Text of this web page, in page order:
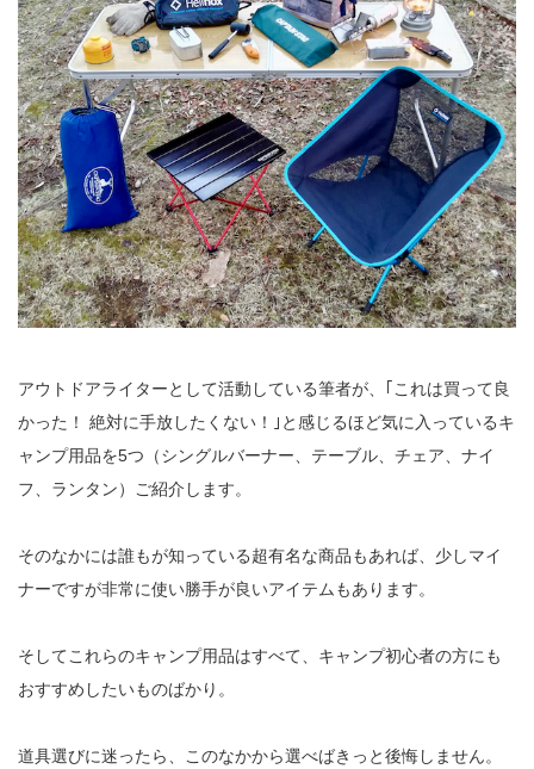
アウトドアライターとして活動している筆者が、｢これは買って良
かった！ 絶対に手放したくない！｣と感じるほど気に入っているキ
ャンプ用品を5つ（シングルバーナー、テーブル、チェア、ナイ
フ、ランタン）ご紹介します。
そのなかには誰もが知っている超有名な商品もあれば、少しマイ
ナーですが非常に使い勝手が良いアイテムもあります。
そしてこれらのキャンプ用品はすべて、キャンプ初心者の方にも
おすすめしたいものばかり。
道具選びに迷ったら、このなかから選べばきっと後悔しません。